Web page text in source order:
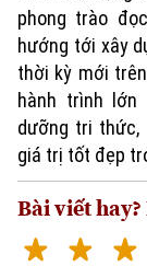
phong trào
hướng tới xây
thời kỳ mới
hành trình
dưỡng tri thức,
giá trị tốt đẹp
Bài viết